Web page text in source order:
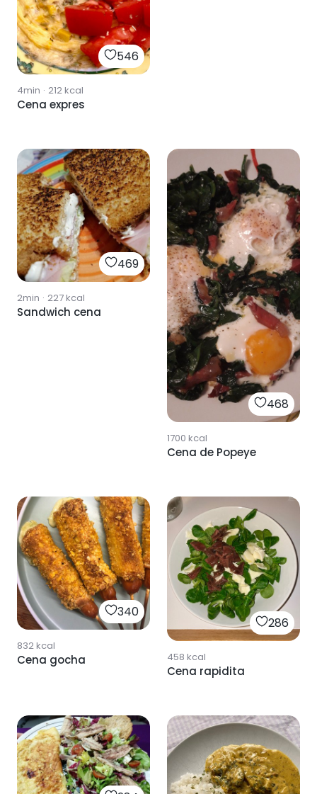
546
4min · 212kcal
Cena expres
469
2min · 227kcal
Sandwich cena
468
1700 kcal
Cena de Popeye
340
832kcal
Cena gocha
286
458 kcal
Cena rapidita